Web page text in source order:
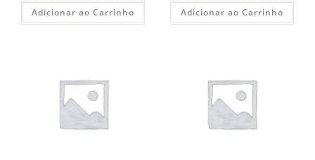
Adicionar ao Carrinho Adicionar ao Carrinho